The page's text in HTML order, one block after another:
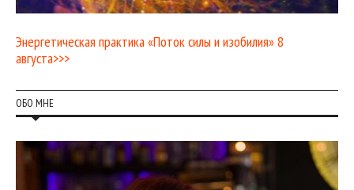
Энергетическая практика «Поток силы и изобилия» 8
августа>>>
ОБО МНЕ